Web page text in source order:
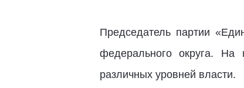
Председатель партии
федерального округа. На
различных уровней власти.